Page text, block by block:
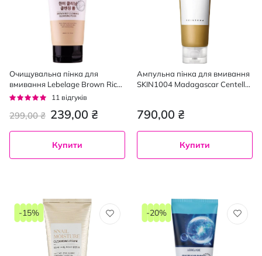
Очищувальна пінка для
вмивання Lebelage Brown Rice
180 мл
Рейтинг:
11 відгуків
239,00 ₴
299,00 ₴
Купити
Ампульна пінка для вмивання
SKIN1004 Madagascar Centella
790,00 ₴
Купити
-15% -20%